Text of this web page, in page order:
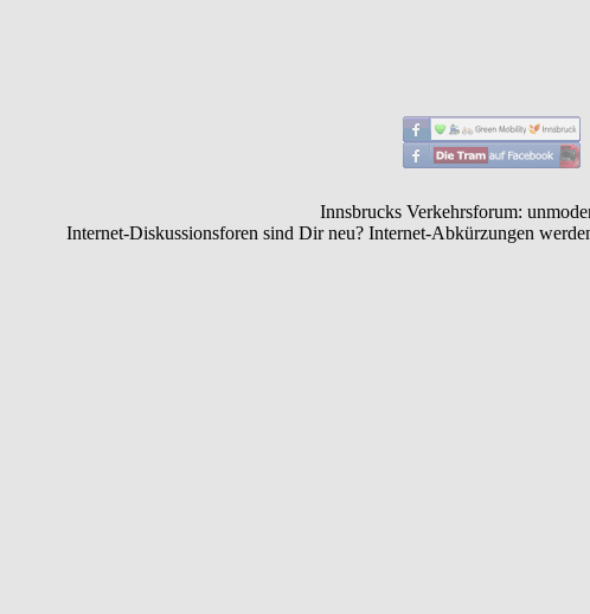
Innsbrucks Verkehrsforum:
Internet-Diskussionsforen sind Dir neu? Internet-Abkürzungen